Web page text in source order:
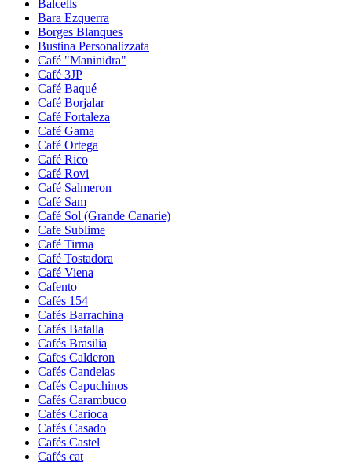
Balcells
Bara Ezquerra
Borges Blanques
Bustina Personalizzata
Café "Maninidra"
Café 3JP
Café Baqué
Café Borjalar
Café Fortaleza
Café Gama
Café Ortega
Café Rico
Café Rovi
Café Salmeron
Café Sam
Café Sol (Grande Canarie)
Cafe Sublime
Café Tirma
Café Tostadora
Café Viena
Cafento
Cafés 154
Cafés Barrachina
Cafés Batalla
Cafés Brasilia
Cafes Calderon
Cafés Candelas
Cafés Capuchinos
Cafés Carambuco
Cafés Carioca
Cafés Casado
Cafés Castel
Cafés cat